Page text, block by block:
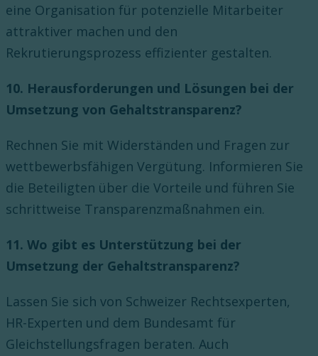
eine Organisation für potenzielle Mitarbeiter
attraktiver machen und den
Rekrutierungsprozess effizienter gestalten.
10. Herausforderungen und Lösungen bei der
Umsetzung von Gehaltstransparenz?
Rechnen Sie mit Widerständen und Fragen zur
wettbewerbsfähigen Vergütung. Informieren Sie
die Beteiligten über die Vorteile und führen Sie
schrittweise Transparenzmaßnahmen ein.
11. Wo gibt es Unterstützung bei der
Umsetzung der Gehaltstransparenz?
Lassen Sie sich von Schweizer Rechtsexperten,
HR-Experten und dem Bundesamt für
Gleichstellungsfragen beraten. Auch